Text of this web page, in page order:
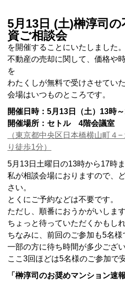
5月13日 (土)榊淳司
資ご相談会
を開催することにいたしました。
不動産の売却に関して、価格や
を
わたくしが無料で受けさせていた
会場はいつものところです。
開催日時：5月13日（土）13時
開催場所：セトル 4階会議室
（東京都中央区日本橋横山町
り徒歩1分）
5月13日土曜日の13時から17時ま
私が相談会場におりますので、
さい。
とくにご予約などは不要です。
ただし、順番におうかがいします
ちょっと待っていただくかもしれ
ちなみに、前回のご参加も5名様
一部の方に待ち時間が多少ござい
ここ3回ほどは5名様のご参加で
「榊淳司のお奨めマンション速報